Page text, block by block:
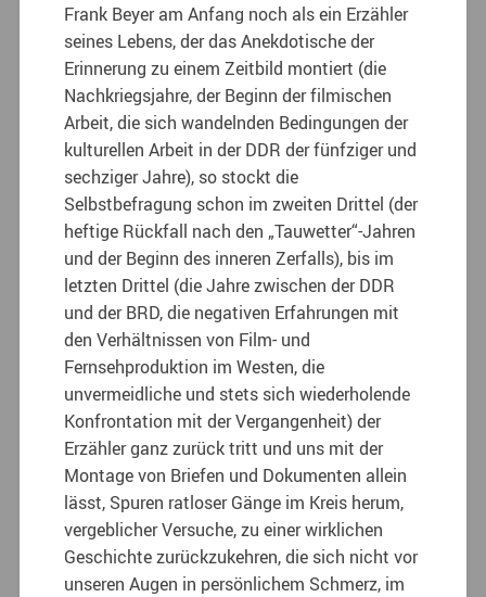
Frank Beyer am Anfang noch als ein Erzähler
seines Lebens, der das Anekdotische der
Erinnerung zu einem Zeitbild montiert (die
Nachkriegsjahre, der Beginn der filmischen
Arbeit, die sich wandelnden Bedingungen der
kulturellen Arbeit in der DDR der fünfziger und
sechziger Jahre), so stockt die
Selbstbefragung schon im zweiten Drittel (der
heftige Rückfall nach den „Tauwetter“-Jahren
und der Beginn des inneren Zerfalls), bis im
letzten Drittel (die Jahre zwischen der DDR
und der BRD, die negativen Erfahrungen mit
den Verhältnissen von Film- und
Fernsehproduktion im Westen, die
unvermeidliche und stets sich wiederholende
Konfrontation mit der Vergangenheit) der
Erzähler ganz zurück tritt und uns mit der
Montage von Briefen und Dokumenten allein
lässt, Spuren ratloser Gänge im Kreis herum,
vergeblicher Versuche, zu einer wirklichen
Geschichte zurückzukehren, die sich nicht vor
unseren Augen in persönlichem Schmerz, im